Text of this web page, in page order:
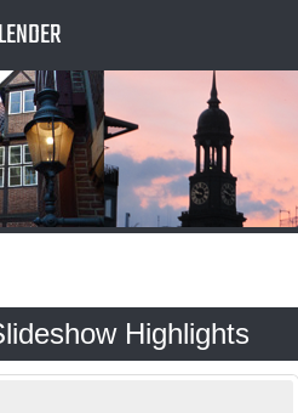
Highlights